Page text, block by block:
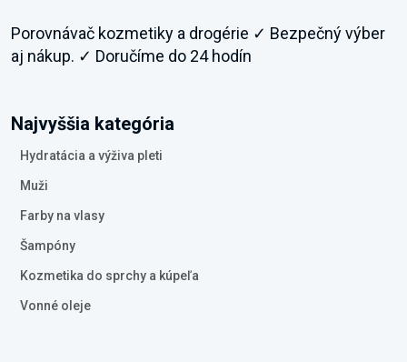
Porovnávač kozmetiky a drogérie ✓ Bezpečný výber
aj nákup. ✓ Doručíme do 24 hodín
Najvyššia kategória
Hydratácia a výživa pleti
Muži
Farby na vlasy
Šampóny
Kozmetika do sprchy a kúpeľa
Vonné oleje